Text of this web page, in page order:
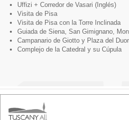
Uffizi + Corredor de Vasari (Inglés)
Visita de Pisa
Visita de Pisa con la Torre Inclinada
Guiada de Siena, San Gimignano,
Campanario de Giotto y Plaza del
Complejo de la Catedral y su Cúpula